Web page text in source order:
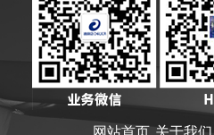
网站首页 关于我们